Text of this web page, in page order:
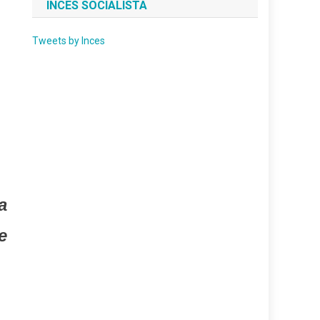
INCES SOCIALISTA
Tweets by Inces